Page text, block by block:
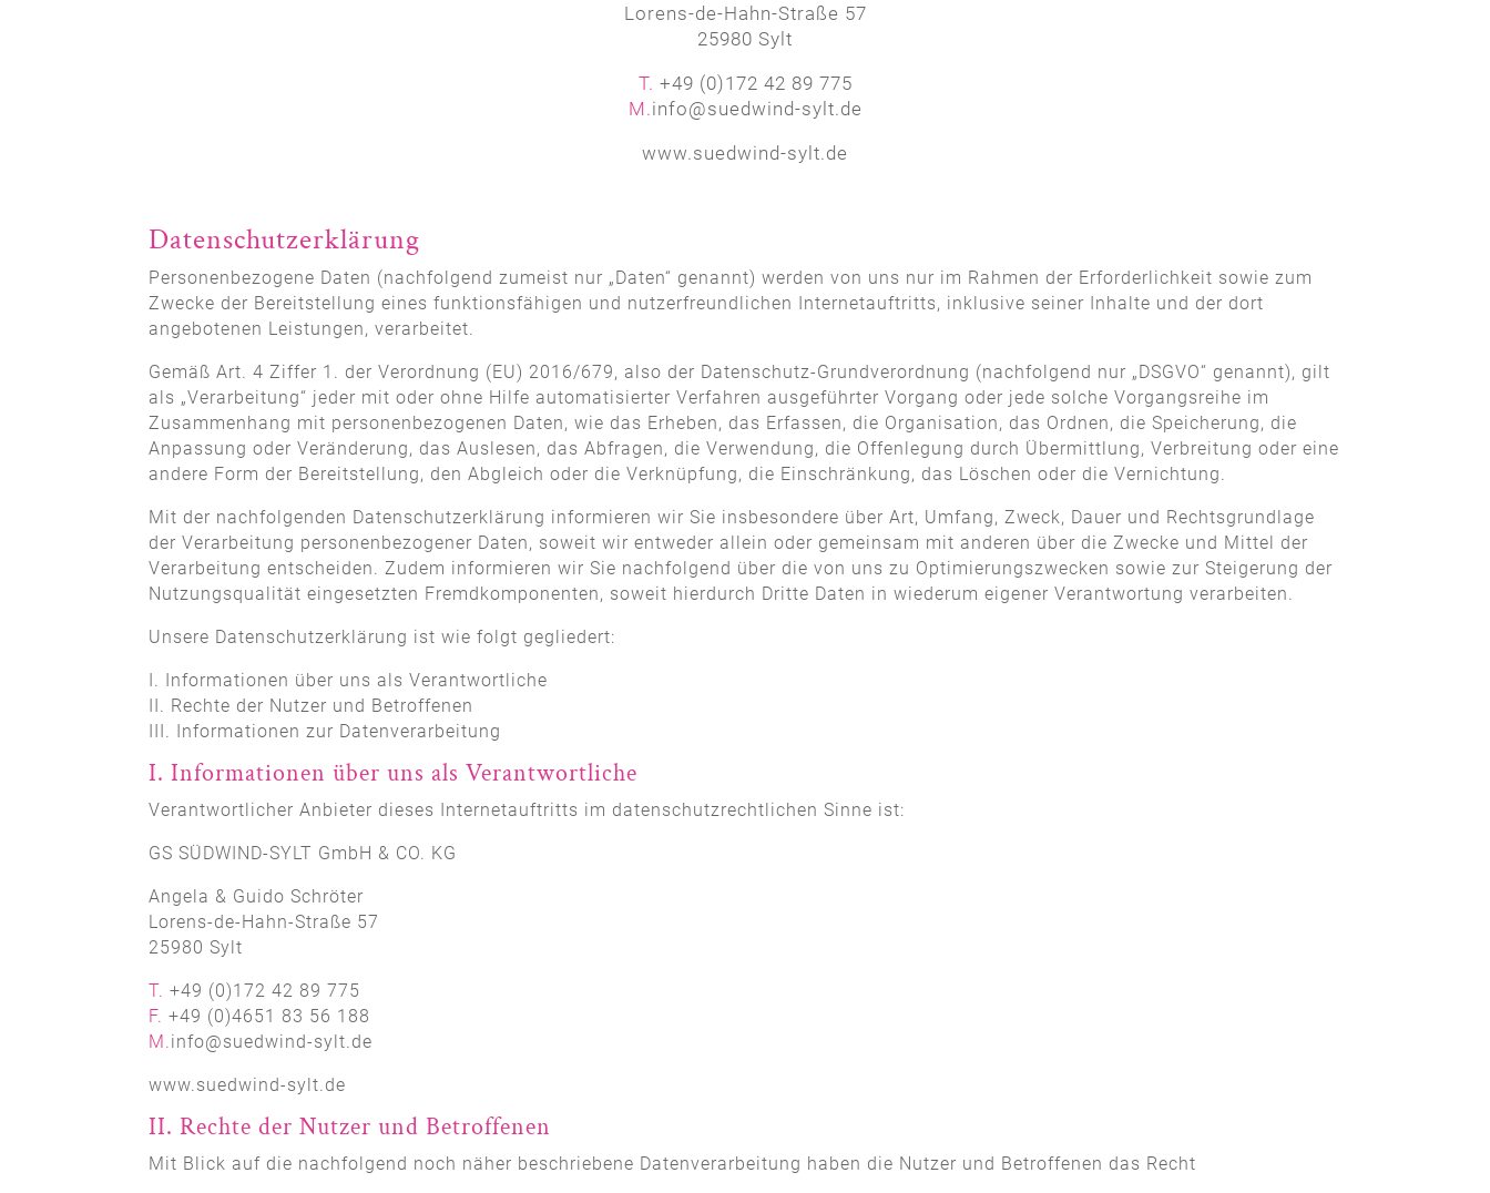
Lorens-de-Hahn-Straße 57
25980 Sylt
T. +49 (0)172 42 89 775
M. info@suedwind-sylt.de
www.suedwind-sylt.de
Datenschutzerklärung
Personenbezogene Daten (nachfolgend zumeist nur „Daten“ genannt) werden von uns nur im Rahmen der Erforderlichkeit sowie zum
Zwecke der Bereitstellung eines funktionsfähigen und nutzerfreundlichen Internetauftritts, inklusive seiner Inhalte und der dort
angebotenen Leistungen, verarbeitet.
Gemäß Art. 4 Ziffer 1. der Verordnung (EU) 2016/679, also der Datenschutz-Grundverordnung (nachfolgend nur „DSGVO“ genannt), gilt
als „Verarbeitung“ jeder mit oder ohne Hilfe automatisierter Verfahren ausgeführter Vorgang oder jede solche Vorgangsreihe im
Zusammenhang mit personenbezogenen Daten, wie das Erheben, das Erfassen, die Organisation, das Ordnen, die Speicherung, die
Anpassung oder Veränderung, das Auslesen, das Abfragen, die Verwendung, die Offenlegung durch Übermittlung, Verbreitung oder eine
andere Form der Bereitstellung, den Abgleich oder die Verknüpfung, die Einschränkung, das Löschen oder die Vernichtung.
Mit der nachfolgenden Datenschutzerklärung informieren wir Sie insbesondere über Art, Umfang, Zweck, Dauer und Rechtsgrundlage
der Verarbeitung personenbezogener Daten, soweit wir entweder allein oder gemeinsam mit anderen über die Zwecke und Mittel der
Verarbeitung entscheiden. Zudem informieren wir Sie nachfolgend über die von uns zu Optimierungszwecken sowie zur Steigerung der
Nutzungsqualität eingesetzten Fremdkomponenten, soweit hierdurch Dritte Daten in wiederum eigener Verantwortung verarbeiten.
Unsere Datenschutzerklärung ist wie folgt gegliedert:
I. Informationen über uns als Verantwortliche
II. Rechte der Nutzer und Betroffenen
III. Informationen zur Datenverarbeitung
I. Informationen über uns als Verantwortliche
Verantwortlicher Anbieter dieses Internetauftritts im datenschutzrechtlichen Sinne ist:
GS SÜDWIND-SYLT GmbH & CO. KG
Angela & Guido Schröter
Lorens-de-Hahn-Straße 57
25980 Sylt
T. +49 (0)172 42 89 775
F. +49 (0)4651 83 56 188
M.info@suedwind-sylt.de
www.suedwind-sylt.de
II. Rechte der Nutzer und Betroffenen
Mit Blick auf die nachfolgend noch näher beschriebene Datenverarbeitung haben die Nutzer und Betroffenen das Recht